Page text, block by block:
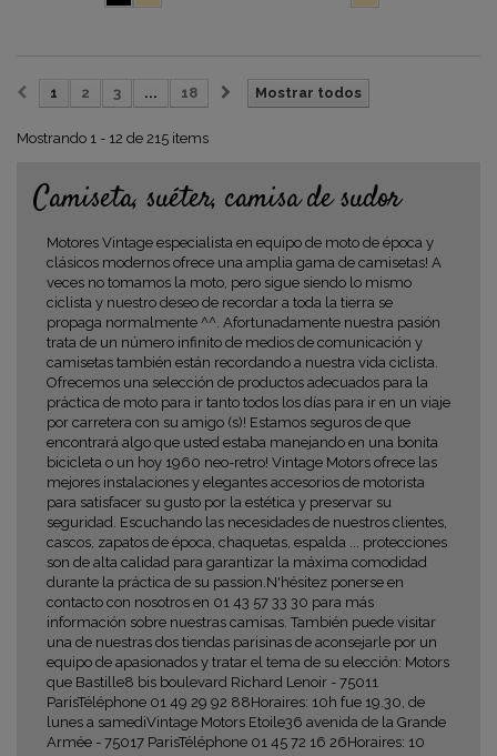
Mostrar todos
1 2 3 ... 18
Mostrando 1 - 12 de 215 items
Camiseta, suéter, camisa de sudor
Motores Vintage especialista en equipo de moto de época y
clásicos modernos ofrece una amplia gama de camisetas! A
veces no tomamos la moto, pero sigue siendo lo mismo
ciclista y nuestro deseo de recordar a toda la tierra se
propaga normalmente ^^. Afortunadamente nuestra pasión
trata de un número infinito de medios de comunicación y
camisetas también están recordando a nuestra vida ciclista.
Ofrecemos una selección de productos adecuados para la
práctica de moto para ir tanto todos los días para ir en un viaje
por carretera con su amigo (s)! Estamos seguros de que
encontrará algo que usted estaba manejando en una bonita
bicicleta o un hoy 1960 neo-retro! Vintage Motors ofrece las
mejores instalaciones y elegantes accesorios de motorista
para satisfacer su gusto por la estética y preservar su
seguridad. Escuchando las necesidades de nuestros clientes,
cascos, zapatos de época, chaquetas, espalda ... protecciones
son de alta calidad para garantizar la máxima comodidad
durante la práctica de su passion.N'hésitez ponerse en
contacto con nosotros en 01 43 57 33 30 para más
información sobre nuestras camisas. También puede visitar
una de nuestras dos tiendas parisinas de aconsejarle por un
equipo de apasionados y tratar el tema de su elección: Motors
que Bastille8 bis boulevard Richard Lenoir - 75011
ParisTéléphone 01 49 29 92 88Horaires: 10h fue 19.30, de
lunes a samediVintage Motors Etoile36 avenida de la Grande
Armée - 75017 ParisTéléphone 01 45 72 16 26Horaires: 10